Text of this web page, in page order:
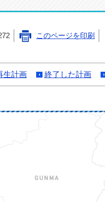
このページを印刷
生計画 終了した計画